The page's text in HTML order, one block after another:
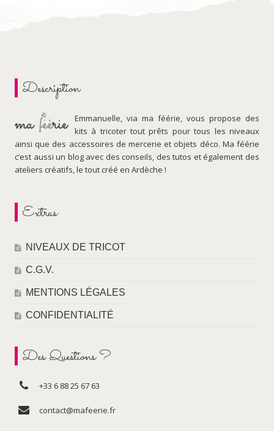
Description
Emmanuelle, via ma féérie, vous propose des
kits à tricoter tout prêts pour tous les niveaux
ainsi que des accessoires de mercerie et objets déco. Ma féérie
c’est aussi un blog avec des conseils, des tutos et également des
ateliers créatifs, le tout créé en Ardèche !
Extras
NIVEAUX DE TRICOT
C.G.V.
MENTIONS LÉGALES
CONFIDENTIALITÉ
Des Questions ?
+33 6 88 25 67 63
contact@mafeerie.fr